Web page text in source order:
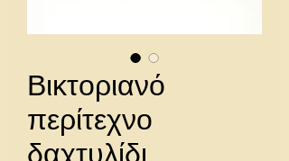
Βικτοριανό
περίτεχνο
δαχτυλίδι